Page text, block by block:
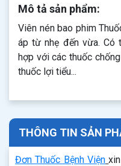
Mô tả sản phẩm:
Viên nén bao phim
áp từ nhẹ đến vừa. Có
hợp với các thuốc
thuốc lợi tiểu...
THÔNG TIN SẢN
Đơn Thuốc Bệnh Viện